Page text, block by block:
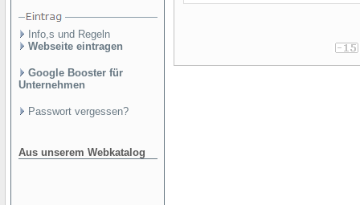
Info,s und Regeln
Webseite eintragen
Google Booster für
Unternehmen
Passwort vergessen?
Aus unserem Webkatalog